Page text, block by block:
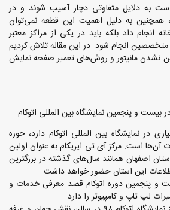
به دلایل متفاوتی دچار آسیب شوند و در
همچنین به دلیل اهمیت این قطعه نمی‌توان
انجام داد بلکه باید در یکی از مراکز معتبر
انجام شود. در این مقاله تلاش کردیم
نشدن مانیتور و روش‌های تعمیر صفحه نمایش
بیست و پنجمین نمایشگاه بین المللی اتوکام
در نمایشگاه بین المللی اتوکام دارد، حوزه
آن‌ها است. مرکز آی تی ایریکام به عنوان اولین
اصفهان همانند سال‌های گذشته در بزرگترین
این استان حضور خواهد داشت.
و پنجمین دوره اتوکام قصد معرفی خدمات و
لپ تاپ و کامپیوتر را دارد.